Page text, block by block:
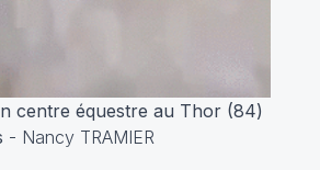
centre équestre au Thor (84)
- Nancy TRAMIER